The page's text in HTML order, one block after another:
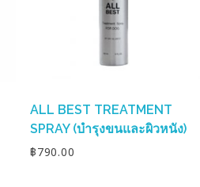
ALL BEST TREATMENT
SPRAY (บำรุงขนและผิวหนัง)
฿790.00